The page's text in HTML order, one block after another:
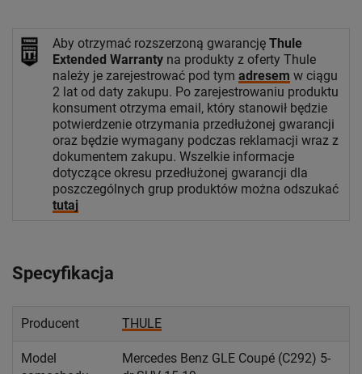
Aby otrzymać rozszerzoną gwarancję Thule
Extended Warranty na produkty z oferty Thule
należy je zarejestrować pod tym adresem w ciągu
2 lat od daty zakupu. Po zarejestrowaniu produktu
konsument otrzyma email, który stanowił będzie
potwierdzenie otrzymania przedłużonej gwarancji
oraz będzie wymagany podczas reklamacji wraz z
dokumentem zakupu. Wszelkie informacje
dotyczące okresu przedłużonej gwarancji dla
poszczególnych grup produktów można odszukać
tutaj
Specyfikacja
Producent THULE
Model
Mercedes Benz GLE Coupé (C292) 5-